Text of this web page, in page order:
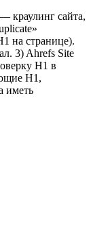
краулинг сайта,
на странице).
3) Ahrefs Site
H1 в
H1,
иметь